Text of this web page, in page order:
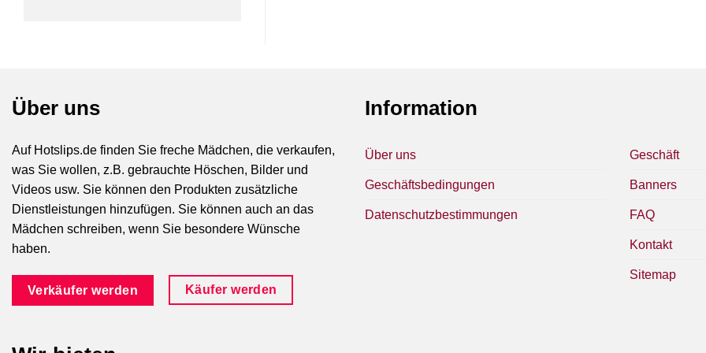
Über uns
Auf Hotslips.de finden Sie freche Mädchen, die verkaufen,
was Sie wollen, z.B. gebrauchte Höschen, Bilder und
Videos usw. Sie können den Produkten zusätzliche
Dienstleistungen hinzufügen. Sie können auch an das
Mädchen schreiben, wenn Sie besondere Wünsche
haben.
Verkäufer werden Käufer werden
Information
Über uns
Geschäftsbedingungen
Datenschutzbestimmungen
Geschäft
Banners
FAQ
Kontakt
Sitemap